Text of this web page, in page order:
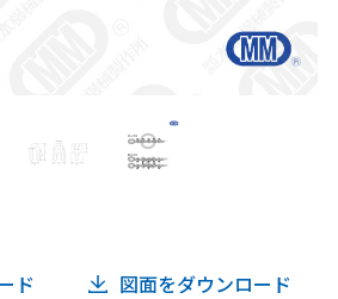
ド 図面をダウンロード